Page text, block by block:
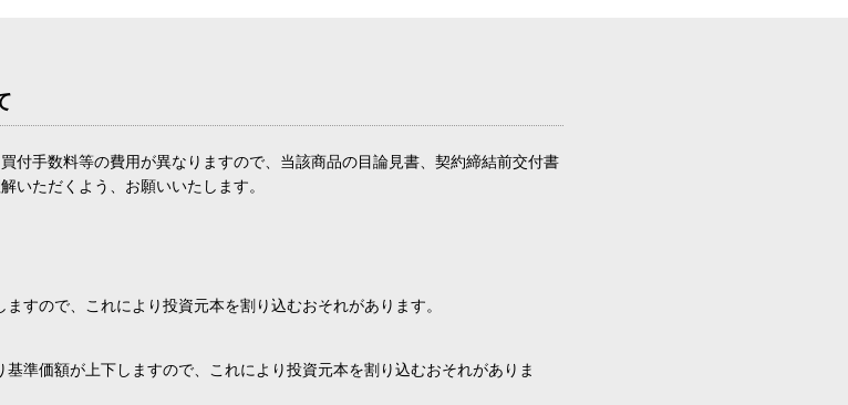
付手数料等の費用が異なりますので、当該商品の目論見書、契約締結前交付書
いただくよう、お願いいたします。
すので、これにより投資元本を割り込むおそれがあります。
準価額が上下しますので、これにより投資元本を割り込むおそれがありま